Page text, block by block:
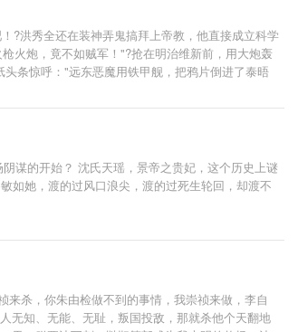
?洪秀全还在装神弄鬼搞拜上帝教，他直接成立科学
火炮，竟不如贼军！"?抢在明治维新前，用大炮轰
条惊呼："远东恶魔用铁甲舰，把鸦片倒进了泰晤
家来捧场。
谋的开始？ 沈氏天瑶，景帝之贵妃，这个历史上谜
如她，渡的过风口浪尖，渡的过死生轮回，却渡不
杀，你朱由检做不到的事情，我崇祯来做，李自
无知、无能、无耻，叛国投敌，那就杀他个天翻地